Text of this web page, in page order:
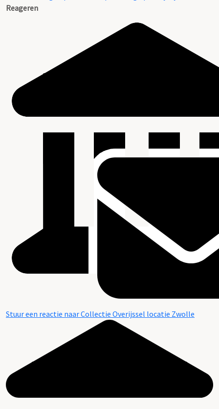
Reageren
Stuur een reactie naar Collectie Overijssel locatie Zwolle